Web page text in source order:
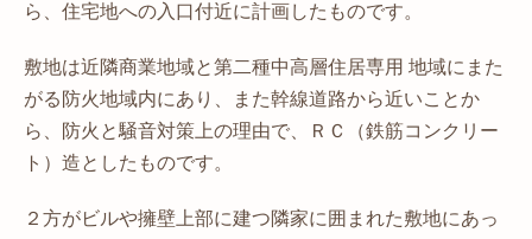
ら、住宅地への入口付近に計画したものです。
敷地は近隣商業地域と第二種中高層住居専用 地域にまた
がる防火地域内にあり、また幹線道路から近いことか
ら、防火と騒音対策上の理由で、ＲＣ（鉄筋コンクリー
ト）造としたものです。
２方がビルや擁壁上部に建つ隣家に囲まれた敷地にあっ